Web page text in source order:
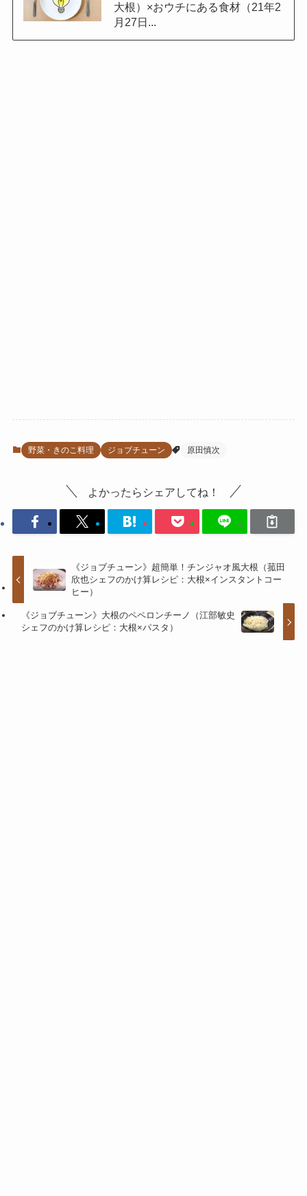
大根）×おウチにある食材（21年2
月27日...
野菜・きのこ料理 ジョブチューン 原田慎次
よかったらシェアしてね！
《ジョブチューン》超簡単！チンジャオ風大根（菰田
欣也シェフのかけ算レシピ：大根×インスタントコー
ヒー）
《ジョブチューン》大根のペペロンチーノ（江部敏史
シェフのかけ算レシピ：大根×パスタ）